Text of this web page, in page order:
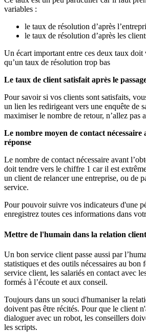
variables :
le taux de résolution d’après
le taux de résolution d’après les
Un écart important entre ces deux taux doit
qu’un taux de résolution trop bas
Le taux de client satisfait après le
Pour savoir si vos clients sont satisfaits,
un lien les redirigeant vers une enquête de
maximiser le nombre de retour, n’allez pas
Le nombre moyen de contact nécessaire
réponse
Le nombre de contact nécessaire avant
doit tendre vers le chiffre 1 car il est
un client de relancer une entreprise, ou de
service.
Pour pouvoir suivre vos indicateurs d'une
enregistrez toutes ces informations dans
Mettre de l'humain dans la relation client
Un bon service client passe aussi par
statistiques et des outils nécessaires au bon
service client, les salariés en contact avec
formés à l’écoute et aux conseil.
Toujours dans un souci d'humaniser la
doivent pas être récités. Pour que le client
dialoguer avec un robot, les conseillers
les scripts.